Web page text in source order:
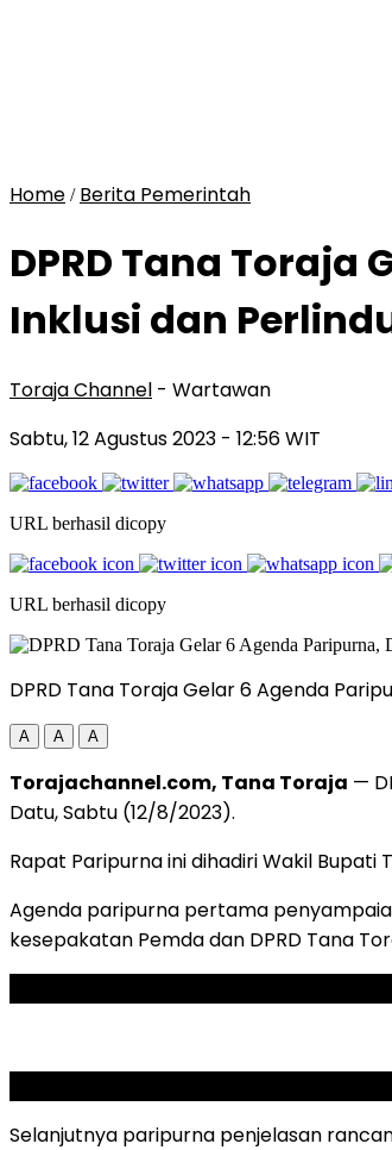
Home / Berita Pemerintah
DPRD Tana
Inklusi dan
Toraja Channel - Wartawan
Sabtu, 12 Agustus 2023 - 12:56 WIT
URL berhasil dicopy
URL berhasil dicopy
DPRD Tana Toraja Gelar 6 Agenda
A A A
Torajachannel.com, Tana Toraja —
Datu, Sabtu (12/8/2023).
Rapat Paripurna ini dihadiri Wakil Bupati
Agenda paripurna pertama
kesepakatan Pemda dan DPRD Tana
Selanjutnya paripurna penjelasan